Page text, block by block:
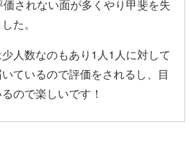
されない面が多くやり甲斐を失
た。
人数なのもあり1人1人に対して
ているので評価をされるし、目
ので楽しいです！